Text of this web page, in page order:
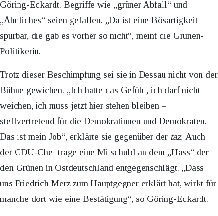
Göring-Eckardt. Begriffe wie „grüner Abfall“ und
„Ähnliches“ seien gefallen. „Da ist eine Bösartigkeit
spürbar, die gab es vorher so nicht“, meint die Grünen-
Politikerin.
Trotz dieser Beschimpfung sei sie in Dessau nicht von der
Bühne gewichen. „Ich hatte das Gefühl, ich darf nicht
weichen, ich muss jetzt hier stehen bleiben –
stellvertretend für die Demokratinnen und Demokraten.
Das ist mein Job“, erklärte sie gegenüber der taz. Auch
der CDU-Chef trage eine Mitschuld an dem „Hass“ der
den Grünen in Ostdeutschland entgegenschlägt. „Dass
uns Friedrich Merz zum Hauptgegner erklärt hat, wirkt für
manche dort wie eine Bestätigung“, so Göring-Eckardt.